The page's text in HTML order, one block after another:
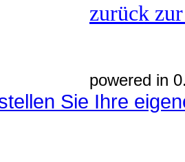
zurück
powered in
Sie Ihre